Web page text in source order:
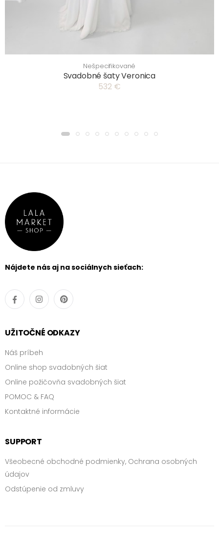
Nešpecifikované
Svadobné šaty Veronica
532 €
Nájdete nás aj na sociálnych sieťach:
UŽITOČNÉ ODKAZY
Náš príbeh
Online shop svadobných šiat
Online požičovňa svadobných šiat
POMOC & FAQ
Kontaktné informácie
SUPPORT
Všeobecné obchodné podmienky, Ochrana osobných
údajov
Odstúpenie od zmluvy